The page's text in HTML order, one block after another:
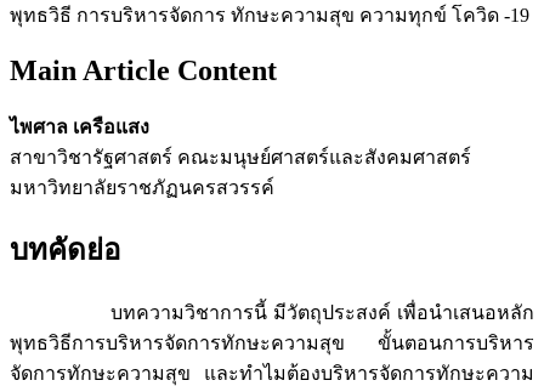
พุทธวิธี การบริหารจัดการ ทักษะความสุข ความทุกข์ โควิด -19
Main Article Content
ไพศาล เครือแสง
สาขาวิชารัฐศาสตร์ คณะมนุษย์ศาสตร์และสังคมศาสตร์
มหาวิทยาลัยราชภัฏนครสวรรค์
บทคัดย่อ
บทความวิชาการนี้ มีวัตถุประสงค์ เพื่อนำเสนอหลัก
พุทธวิธีการบริหารจัดการทักษะความสุข ขั้นตอนการบริหาร
จัดการทักษะความสุข และทำไมต้องบริหารจัดการทักษะความ